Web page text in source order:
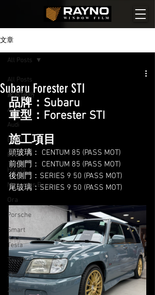
文章
All Posts
家居隔熱
Aion
Audi
BMW
BYD
Honda
Mercedes Benz
Ora
Porsche
Smart
Tesla
Toyota
Xpeng
Zeekr
All Posts
Subaru Forester STI
品牌：Subaru
車型：Forester STI
施工項目
頭玻璃： CENTUM 85 (PASS MOT)
前側門： CENTUM 85 (PASS MOT)
後側門：SERIES 9 50 (PASS MOT)
尾玻璃：SERIES 9 50 (PASS MOT)